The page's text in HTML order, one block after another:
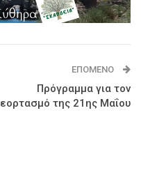
ΕΠΌΜΕΝΟ
Πρόγραμμα για τον
εορτασμό της 21ης Μαΐου